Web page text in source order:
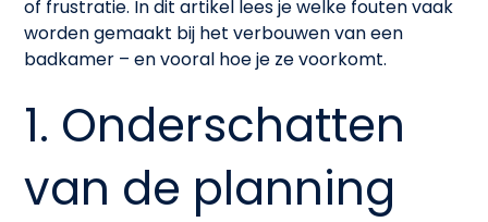
of frustratie. In dit artikel lees je welke fouten vaak
worden gemaakt bij het verbouwen van een
badkamer – en vooral hoe je ze voorkomt.
1. Onderschatten
van de planning